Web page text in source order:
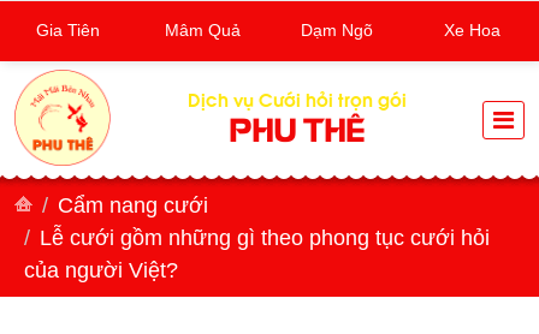
Dịch vụ Cưới hỏi trọn gói
PHU THÊ
Cẩm nang cưới
Lễ cưới gồm những gì theo phong tục cưới hỏi
của người Việt?
Gia Tiên Mâm Quả Dạm Ngõ Xe Hoa